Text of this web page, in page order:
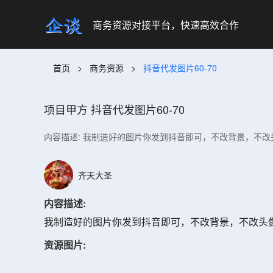
商务资源对接平台，快速高效合作
首页 > 商务资源 > 抖音代发图片60-70
项目甲方 抖音代发图片60-70
内容描述: 我制造好的图片你发到抖音即可，不改背景，不
齐天大圣
内容描述:
我制造好的图片你发到抖音即可，不改背景，不改头
资源图片: